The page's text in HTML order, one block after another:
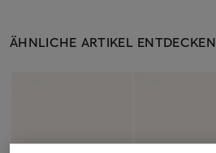
ÄHNLICHE ARTIKEL ENTDECKEN